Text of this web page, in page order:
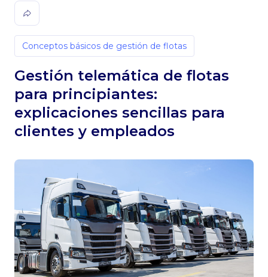
¿Cómo funciona la telemática?
Principales características de un sistema telemático de
gestión de flotas
Las 5 principales ventajas de la telemática
¿Qué incluyen los servicios telemáticos?
¿Cuál es el futuro de la gestión telemática de flotas?
Resumen
Preguntas frecuentes que los socios de Wialon suelen
escuchar
Conceptos básicos de gestión de flotas
Gestión telemática de flotas
para principiantes:
explicaciones sencillas para
clientes y empleados